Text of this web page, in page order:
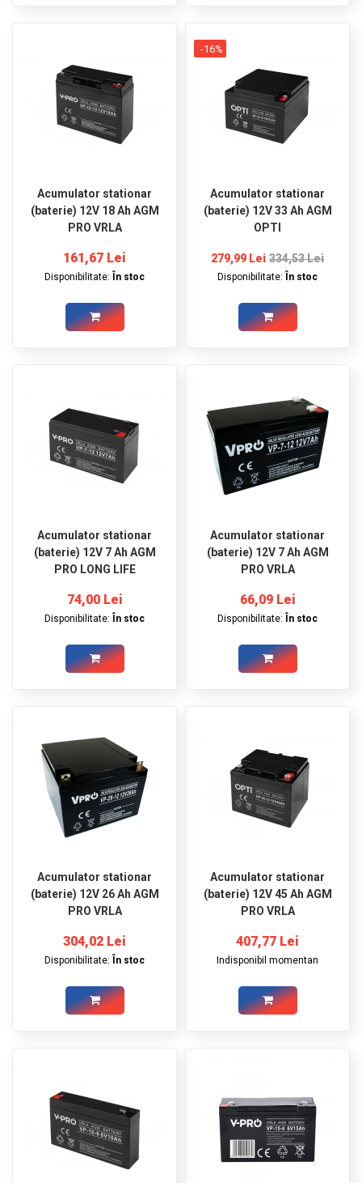
Acumulator stationar
(baterie) 12V 18 Ah AGM
PRO VRLA
161,67 Lei
Disponibilitate: În stoc
-16%
Acumulator stationar
(baterie) 12V 33 Ah AGM
OPTI
279,99 Lei 334,53 Lei
Disponibilitate: În stoc
Acumulator stationar
(baterie) 12V 7 Ah AGM
PRO LONG LIFE
74,00 Lei
Disponibilitate: În stoc
Acumulator stationar
(baterie) 12V 7 Ah AGM
PRO VRLA
66,09 Lei
Disponibilitate: În stoc
Acumulator stationar
(baterie) 12V 26 Ah AGM
PRO VRLA
304,02 Lei
Disponibilitate: În stoc
Acumulator stationar
(baterie) 12V 45 Ah AGM
PRO VRLA
407,77 Lei
Indisponibil momentan